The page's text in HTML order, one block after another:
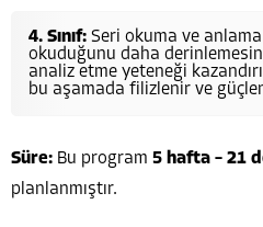
4. Sınıf: Seri okuma ve
okuduğunu daha
analiz etme yeteneği
bu aşamada filizlenir ve
Süre: Bu program 5 hafta – 21
planlanmıştır.